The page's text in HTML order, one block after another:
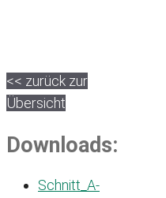
<< zurück zur
Übersicht
Downloads:
Schnitt_A-